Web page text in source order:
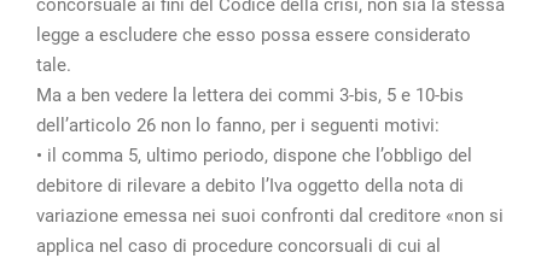
concorsuale ai fini del Codice della crisi, non sia la stessa
legge a escludere che esso possa essere considerato
tale.
Ma a ben vedere la lettera dei commi 3-bis, 5 e 10-bis
dell’articolo 26 non lo fanno, per i seguenti motivi:
• il comma 5, ultimo periodo, dispone che l’obbligo del
debitore di rilevare a debito l’Iva oggetto della nota di
variazione emessa nei suoi confronti dal creditore «non si
applica nel caso di procedure concorsuali di cui al